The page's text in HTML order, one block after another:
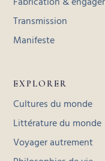
Transmission
Manifeste
EXPLORER
Cultures du monde
Littérature du monde
Voyager autrement